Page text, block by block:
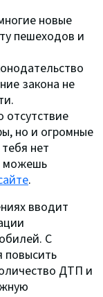
новые
пешеходов и
закона не
отсутствие
но и огромные
нет
можешь
.
вводит
С
повысить
ДТП и